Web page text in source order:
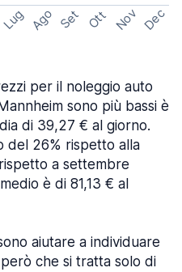
Lug Ago Set Ott Nov Dec
per il noleggio auto
sono più bassi è
di 39,27 € al giorno.
del 26% rispetto alla
a settembre
è di 81,13 € al
aiutare a individuare
che si tratta solo di